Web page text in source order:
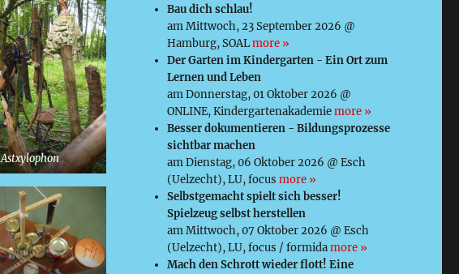
Astxylophon
Bau dich schlau!
am Mittwoch, 23 September 2026 @
Hamburg, SOALmore »
Der Garten im Kindergarten - Ein Ort zum
Lernen und Leben
am Donnerstag, 01 Oktober 2026 @
ONLINE, Kindergartenakademiemore »
Besser dokumentieren - Bildungsprozesse
sichtbar machen
am Dienstag, 06 Oktober 2026 @ Esch
(Uelzecht), LU, focusmore »
Selbstgemacht spielt sich besser!
Spielzeug selbst herstellen
am Mittwoch, 07 Oktober 2026 @ Esch
(Uelzecht), LU, focus / formidamore »
Mach den Schrott wieder flott! Eine